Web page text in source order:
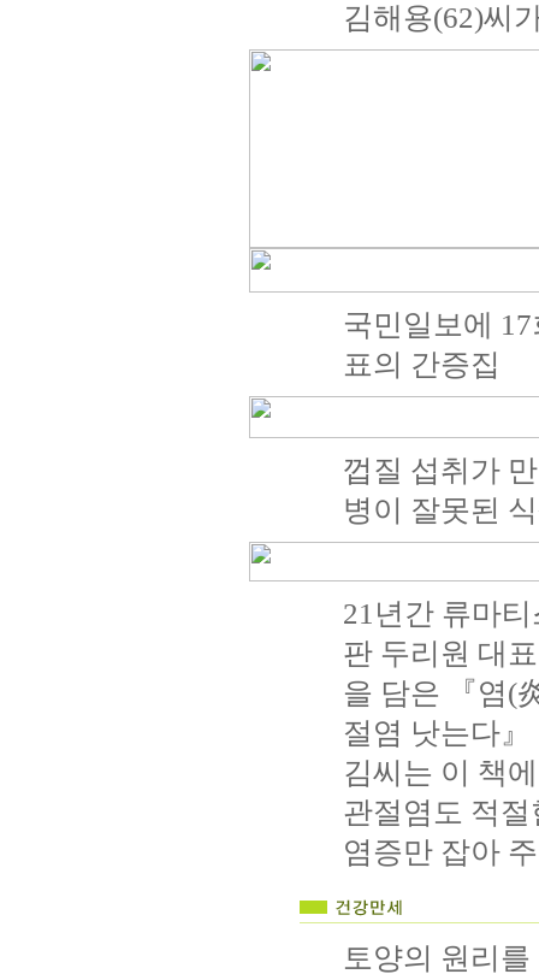
김해용(62)씨
국민일보에
표의 간증집
껍질 섭취가
병이 잘못된
21년간 류마
판 두리원 대
을 담은 『염(
절염 낫는다
김씨는 이 책
관절염도 적
염증만 잡아
토양의 원리